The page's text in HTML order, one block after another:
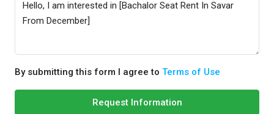
By submitting this form I agree to Terms of Use
Request Information